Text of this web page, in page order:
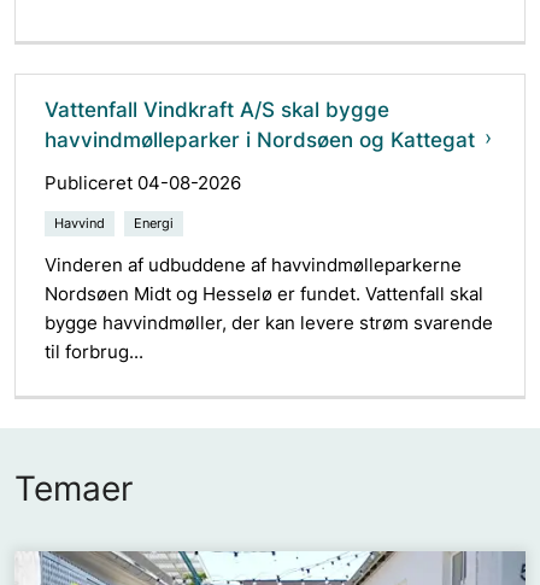
Vattenfall Vindkraft A/S skal bygge
havvindmølleparker i Nordsøen og Kattegat
Publiceret 04-08-2026
Havvind Energi
Vinderen af udbuddene af havvindmølleparkerne
Nordsøen Midt og Hesselø er fundet. Vattenfall skal
bygge havvindmøller, der kan levere strøm svarende
til forbrug...
Temaer